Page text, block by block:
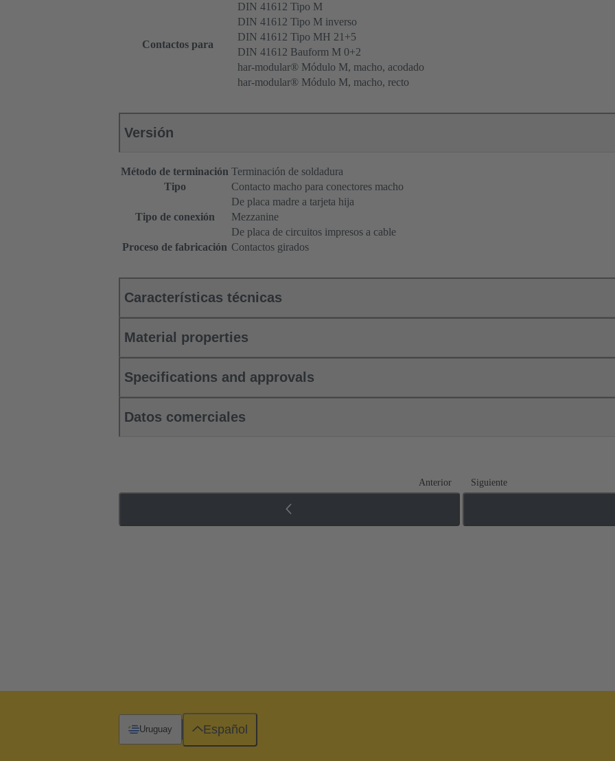
Contactos para
DIN 41612 Tipo M
DIN 41612 Tipo M inverso
DIN 41612 Tipo MH 21+5
DIN 41612 Bauform M 0+2
har-modular® Módulo M, macho, acodado
har-modular® Módulo M, macho, recto
Versión
Método de terminación Terminación de soldadura
Tipo
Contacto macho para conectores macho
Tipo de conexión
De placa madre a tarjeta hija
Mezzanine
De placa de circuitos impresos a cable
Proceso de fabricación Contactos girados
Características técnicas
Material properties
Specifications and approvals
Datos comerciales
Anterior Siguiente
Uruguay Español